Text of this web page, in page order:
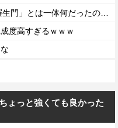
度高すぎるｗｗｗ
ょっと強くても良かった